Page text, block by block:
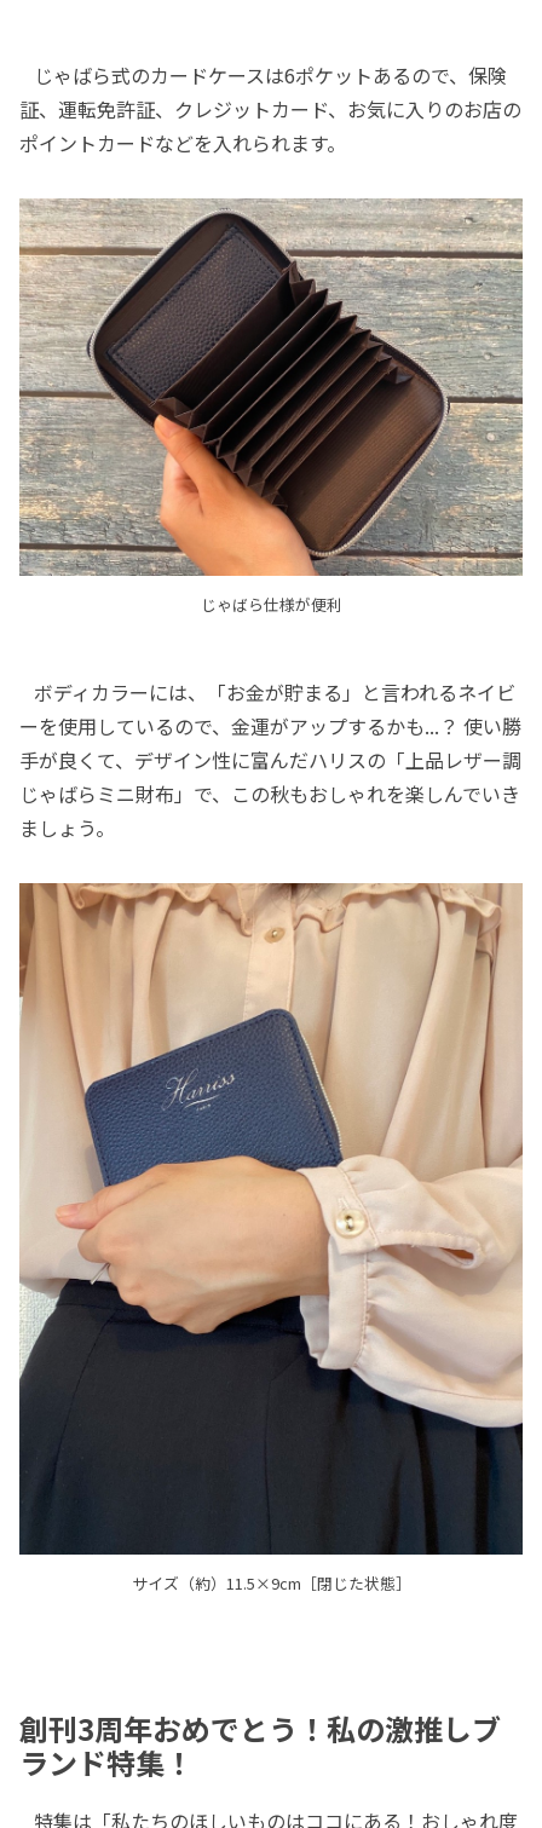
じゃばら式のカードケースは6ポケットあるので、保険
証、運転免許証、クレジットカード、お気に入りのお店の
ポイントカードなどを入れられます。
じゃばら仕様が便利
ボディカラーには、「お金が貯まる」と言われるネイビ
ーを使用しているので、金運がアップするかも...？ 使い勝
手が良くて、デザイン性に富んだハリスの「上品レザー調
じゃばらミニ財布」で、この秋もおしゃれを楽しんでいき
ましょう。
サイズ（約）11.5×9cm［閉じた状態］
創刊3周年おめでとう！私の激推しブ
ランド特集！
特集は「私たちのほしいものはココにある！おしゃれ度